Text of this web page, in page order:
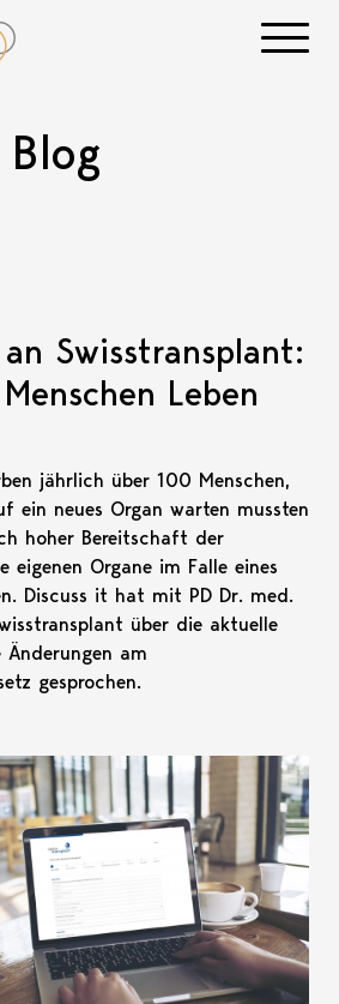
Blog
Swisstransplant:
Leben
jährlich über 100 Menschen,
ein neues Organ warten mussten
hoher Bereitschaft der
eigenen Organe im Falle eines
Discuss it hat mit PD Dr. med.
über die aktuelle
am
gesprochen.